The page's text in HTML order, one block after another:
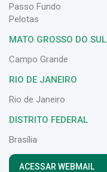
Passo Fundo
Pelotas
MATO GROSSO DO SUL
Campo Grande
RIO DE JANEIRO
Rio de Janeiro
DISTRITO FEDERAL
Brasília
ACESSAR WEBMAIL